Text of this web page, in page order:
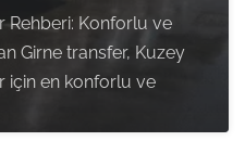
Rehberi: Konforlu ve
Girne transfer, Kuzey
için en konforlu ve